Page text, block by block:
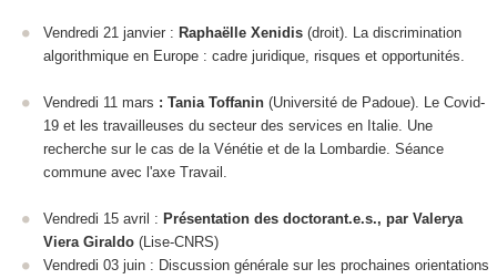
Vendredi 21 janvier : Raphaëlle Xenidis (droit). La discrimination
algorithmique en Europe : cadre juridique, risques et opportunités.
Vendredi 11 mars : Tania Toffanin (Université de Padoue). Le Covid-
19 et les travailleuses du secteur des services en Italie. Une
recherche sur le cas de la Vénétie et de la Lombardie. Séance
commune avec l'axe Travail.
Vendredi 15 avril : Présentation des doctorant.e.s., par Valerya
Viera Giraldo (Lise-CNRS)
Vendredi 03 juin : Discussion générale sur les prochaines orientations